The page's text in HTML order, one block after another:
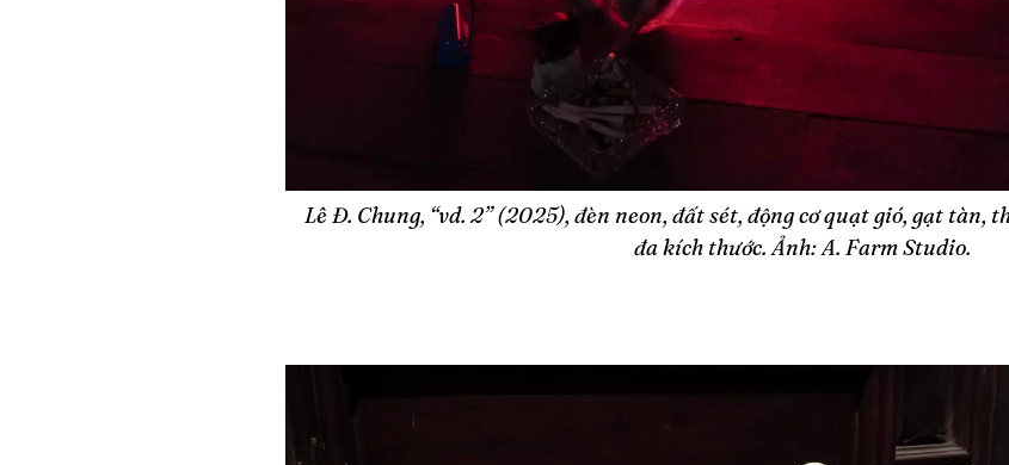
Lê Đ. Chung, “vd. 2” (2025), đèn neon, đất sét, động cơ quạt gió, gạt tàn,
đa kích thước. Ảnh: A. Farm Studio.